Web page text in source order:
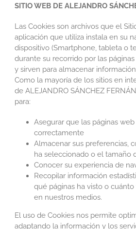
SITIO WEB DE ALEJANDRO
Las Cookies son archivos que el
aplicación que utiliza instala en su
dispositivo (Smartphone, tableta o
durante su recorrido por las
y sirven para almacenar
Como la mayoría de los sitios en
de ALEJANDRO SÁNCHEZ
para:
Asegurar que las páginas
correctamente
Almacenar sus preferencias,
ha seleccionado o el tamaño
Conocer su experiencia de
Recopilar información
qué páginas ha visto o
en nuestros medios.
El uso de Cookies nos permite
adaptando la información y los